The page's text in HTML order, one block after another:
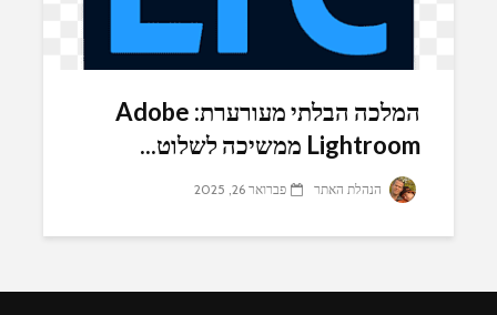
המלכה הבלתי מעורערת: Adobe
Lightroom ממשיכה לשלוט...
הנהלת האתר פברואר 26, 2025